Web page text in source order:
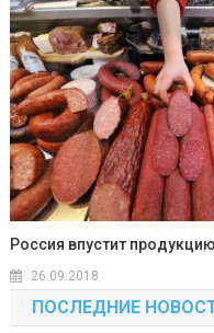
Россия впустит
26.09.2018
ПОСЛЕДНИЕ